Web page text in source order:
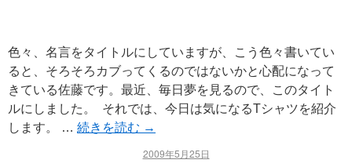
色々、名言をタイトルにしていますが、こう色々書いてい
ると、そろそろカブってくるのではないかと心配になって
きている佐藤です。最近、毎日夢を見るので、このタイト
ルにしました。 それでは、今日は気になるTシャツを紹介
します。 … 続きを読む →
2009年5月25日